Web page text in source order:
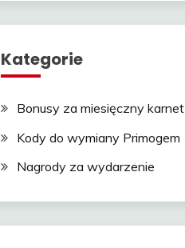
Kategorie
Bonusy za miesięczny karnet
Kody do wymiany Primogem
Nagrody za wydarzenie